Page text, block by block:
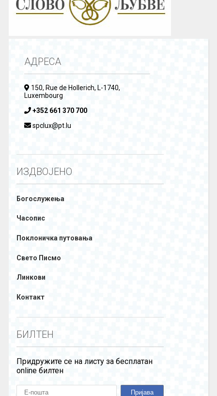
АДРЕСА
150, Rue de Hollerich, L-1740,
Luxembourg
+352 661 370 700
spclux@pt.lu
ИЗДВОЈЕНО
Богослужења
Часопис
Поклоничка путовања
Свето Писмо
Линкови
Контакт
БИЛТЕН
Придружите се на листу за бесплатан
online билтен